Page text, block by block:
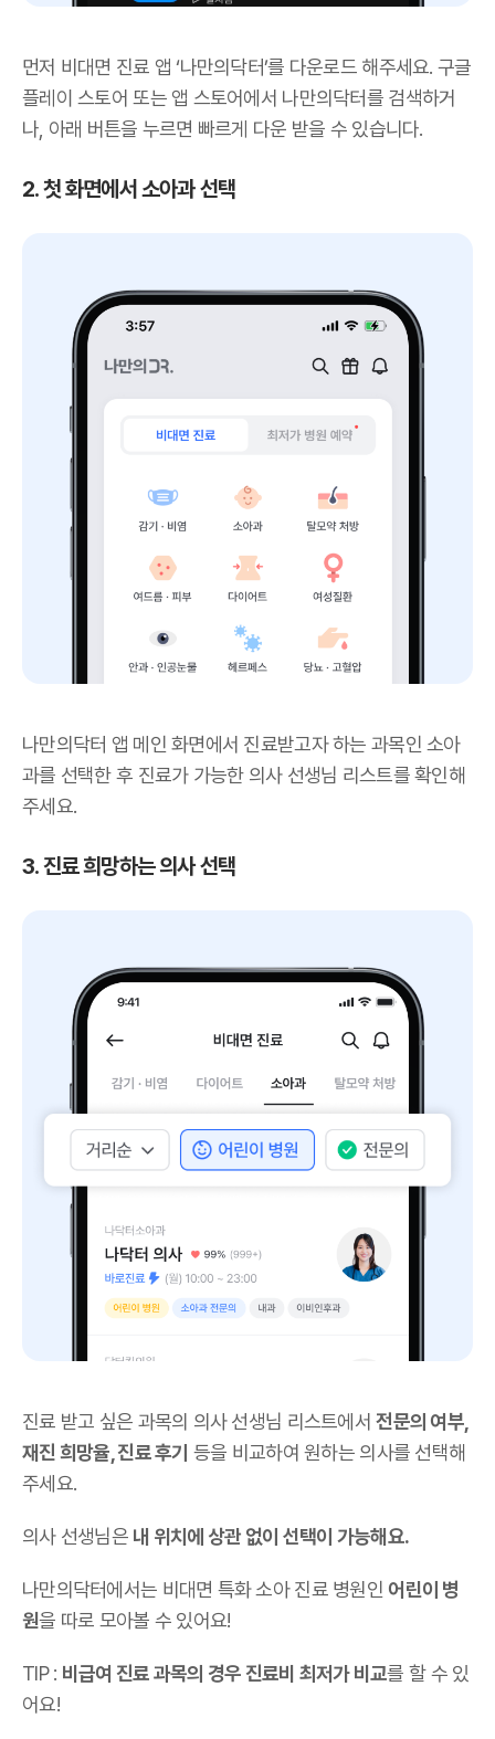
먼저 비대면 진료 앱 ‘나만의닥터’를 다운로드 해주세요. 구글
플레이 스토어 또는 앱 스토어에서 나만의닥터를 검색하거
나, 아래 버튼을 누르면 빠르게 다운 받을 수 있습니다.
2. 첫 화면에서 소아과 선택
나만의닥터 앱 메인 화면에서 진료받고자 하는 과목인 소아
과를 선택한 후 진료가 가능한 의사 선생님 리스트를 확인해
주세요.
3. 진료 희망하는 의사 선택
진료 받고 싶은 과목의 의사 선생님 리스트에서전문의 여부,
재진 희망율, 진료 후기 등을 비교하여 원하는 의사를 선택해
주세요.
의사 선생님은 내 위치에 상관 없이 선택이 가능해요.
나만의닥터에서는 비대면 특화 소아 진료 병원인 어린이 병
원을 따로 모아볼 수 있어요!
TIP : 비급여 진료 과목의 경우 진료비 최저가 비교를 할 수 있
어요!